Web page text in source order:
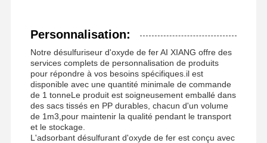
Personnalisation:
Notre désulfuriseur d'oxyde de fer AI XIANG offre des
services complets de personnalisation de produits
pour répondre à vos besoins spécifiques.il est
disponible avec une quantité minimale de commande
de 1 tonneLe produit est soigneusement emballé dans
des sacs tissés en PP durables, chacun d'un volume
de 1m3,pour maintenir la qualité pendant le transport
et le stockage.
L'adsorbant désulfurant d'oxyde de fer est conçu avec